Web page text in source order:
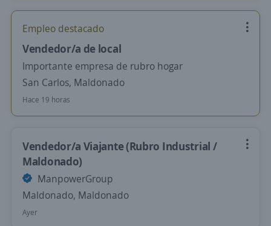
Empleo destacado
Vendedor/a de local
Importante empresa de rubro hogar
San Carlos, Maldonado
Hace 19 horas
Vendedor/a Viajante (Rubro Industrial /
Maldonado)
ManpowerGroup
Maldonado, Maldonado
Ayer